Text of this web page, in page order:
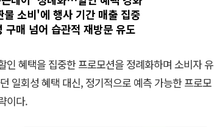
소비'에 행사 기간 매출 집중
구매 넘어 습관적 재방문 유도
혜택을 집중한 프로모션을 정례화하며 소비자 유
일회성 혜택 대신, 정기적으로 예측 가능한 프로모
이다.